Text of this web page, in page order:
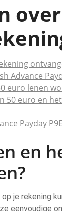
Advance
euro lenen
50 euro en
Payday
en
je rekening
eenvoudige